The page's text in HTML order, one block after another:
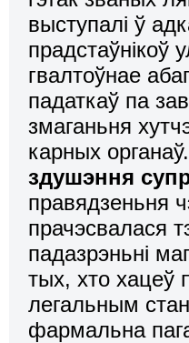
выступалі ў
прадстаўнікоў
гвалтоўнае
падаткаў па
змаганьня
карных
здушэння
правядзеньня
прачэсвалася
падазрэньні
тых, хто хацеў
легальным
фармальна